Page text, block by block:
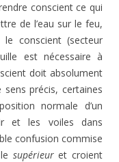
conscient ce qui
de l’eau sur le feu,
conscient (secteur
est nécessaire à
doit absolument
sens précis, certaines
normale d’un
et les voiles dans
confusion commise
supérieuret croient